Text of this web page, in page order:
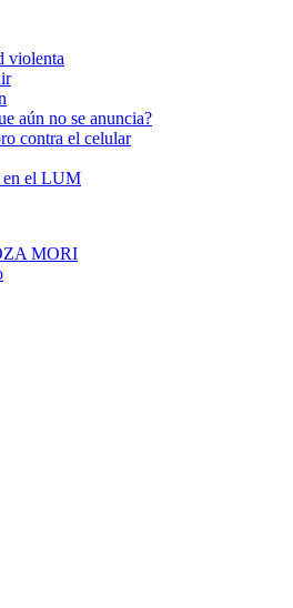
violenta
aún no se anuncia?
contra el celular
en el LUM
MORI